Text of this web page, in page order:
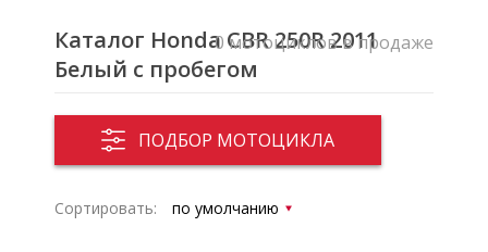
Каталог Honda CBR 250R 2011
Белый с пробегом
ПОДБОР МОТОЦИКЛА
0 мотоциклов в продаже
Сортировать: